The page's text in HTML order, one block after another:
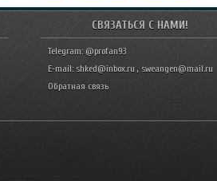
СВЯЗАТЬСЯ С НАМИ!
Telegram: @profan93
E-mail: shked@inbox.ru , sweangen@mail.ru
Обратная связь